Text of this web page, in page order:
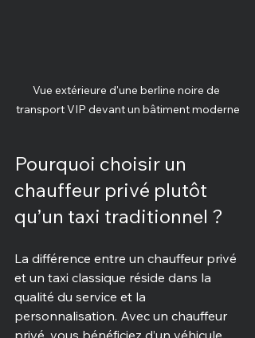
Vue extérieure d'une berline noire de
transport VIP devant un bâtiment moderne
Pourquoi choisir un
chauffeur privé plutôt
qu’un taxi traditionnel ?
La différence entre un chauffeur privé
et un taxi classique réside dans la
qualité du service et la
personnalisation. Avec un chauffeur
privé, vous bénéficiez d’un véhicule